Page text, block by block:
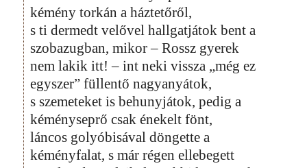
kémény torkán a háztetőről,
s ti dermedt velővel hallgatjátok bent a
szobazugban, mikor – Rossz gyerek
nem lakik itt! – int neki vissza „még ez
egyszer” füllentő nagyanyátok,
s szemeteket is behunyjátok, pedig a
kéményseprő csak énekelt fönt,
láncos golyóbisával döngette a
kéményfalat, s már régen ellebegett